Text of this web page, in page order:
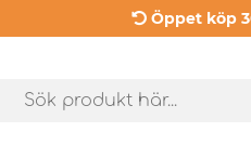
Öppet köp